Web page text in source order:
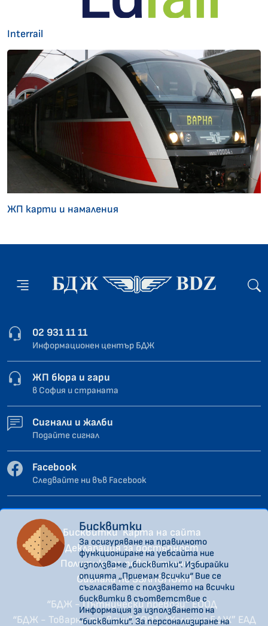
Interrail
ЖП карти и намаления
02 931 11 11
Информационен център БДЖ
ЖП бюра и гари
в София и страната
Сигнали и жалби
Подайте сигнал
Facebook
Следвайте ни във Facebook
Бисквитки Карта на сайта
Декларация за достъпност
Политика за поверителност
Сигнали по ЗЗЛПСПОИН
“БДЖ - Пътнически превози” ЕООД
“БДЖ - Товарни превози” ЕООД “Холдинг БДЖ” ЕАД
Бисквитки
За осигуряване на правилното
функциониране на уебсайта ние
използваме „бисквитки“. Избирайки
опцията „Приемам всички“ Вие се
съгласявате с ползването на всички
бисквитки в съответствие с
Информация за използването на
“бисквитки”. За персонализиране на